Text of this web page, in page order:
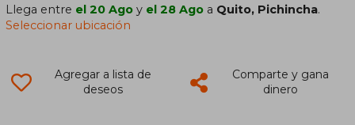
Llega entre el 20 Ago y el 28 Ago a Quito, Pichincha.
Seleccionar ubicación
Agregar a lista de
deseos
Comparte y gana
dinero